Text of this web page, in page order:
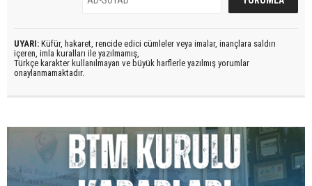
UYARI: Küfür, hakaret, rencide edici cümleler veya imalar, inançlara saldırı
içeren, imla kuralları ile yazılmamış,
Türkçe karakter kullanılmayan ve büyük harflerle yazılmış yorumlar
onaylanmamaktadır.